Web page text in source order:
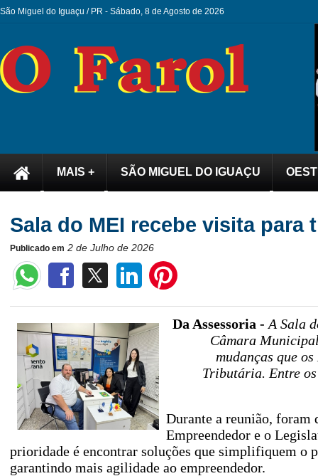
São Miguel do Iguaçu / PR - Sábado, 8 de Agosto de 2026
MAIS + SÃO MIGUEL DO IGUAÇU
Sala do MEI recebe visita
Publicado em 2 de Julho de 2026
Da Assessoria - A Sala
Câmara
mudanças que
Tributária. Entre
Durante a reunião, foram
Empreendedor e o
prioridade é encontrar soluções que simplifiquem o
garantindo mais agilidade ao empreendedor.